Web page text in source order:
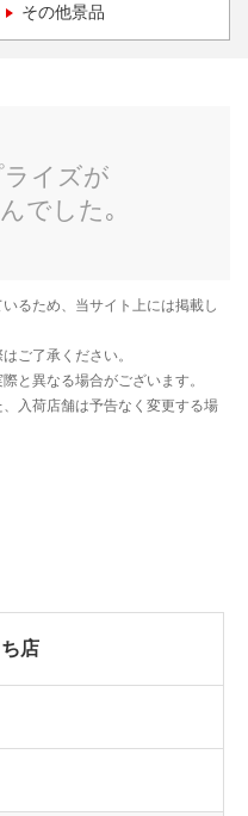
その他景品
店